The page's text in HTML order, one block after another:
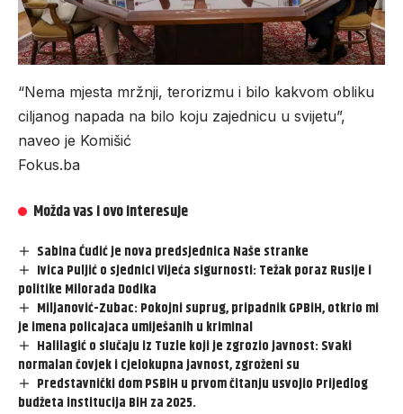
“Nema mjesta mržnji, terorizmu i bilo kakvom obliku
ciljanog napada na bilo koju zajednicu u svijetu”,
naveo je Komišić
Fokus.ba
Možda vas i ovo interesuje
Sabina Ćudić je nova predsjednica Naše stranke
Ivica Puljić o sjednici Vijeća sigurnosti: Težak poraz Rusije i
politike Milorada Dodika
Miljanović-Zubac: Pokojni suprug, pripadnik GPBiH, otkrio mi
je imena policajaca umiješanih u kriminal
Halilagić o slučaju iz Tuzle koji je zgrozio javnost: Svaki
normalan čovjek i cjelokupna javnost, zgroženi su
Predstavnički dom PSBiH u prvom čitanju usvojio Prijedlog
budžeta institucija BiH za 2025.